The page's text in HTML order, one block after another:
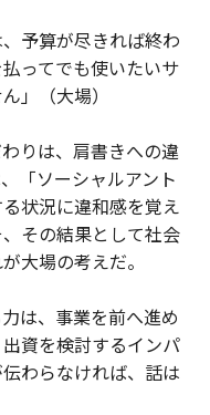
予算が尽きれば終わ
ってでも使いたいサ
」（大場）
りは、肩書きへの違
「ソーシャルアント
状況に違和感を覚え
その結果として社会
大場の考えだ。
は、事業を前へ進め
資を検討するインパ
わらなければ、話は